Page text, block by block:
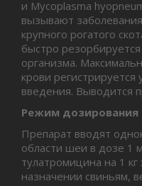
и Mycoplasma
вызывают
крупного рогатого
быстро
организма.
крови
введения. Выводится
Режим дозирования
Препарат вводят
области шеи в дозе 1
тулатромицина на 1
назначении свиньям,